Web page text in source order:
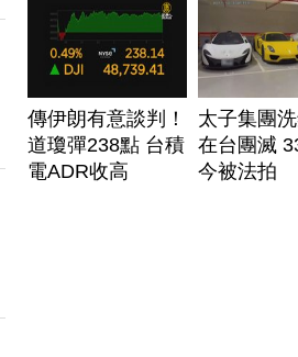
傳伊朗有意談判！
道瓊彈238點 台積
電ADR收高
太子集團
在台團滅
今被法拍